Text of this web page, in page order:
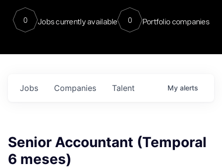
0 Jobs currently available 0 Portfolio companies
Jobs Companies Talent My alerts
Senior Accountant (Temporal
6 meses)